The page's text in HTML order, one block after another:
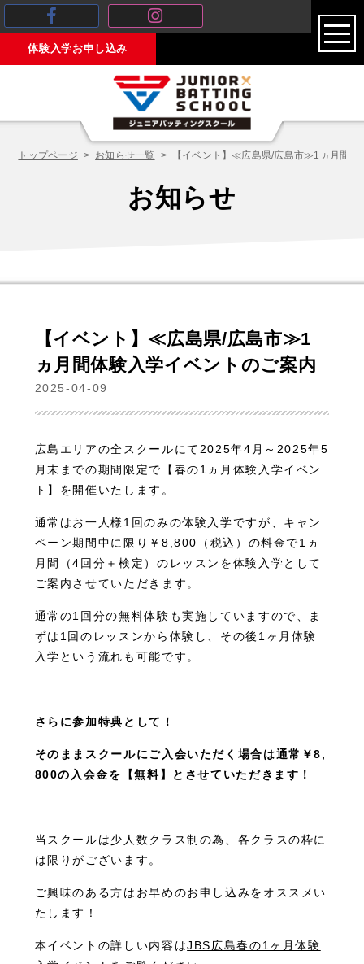
体験入学お申し込み
toggle
トップページ お知らせ一覧 【イベント】≪広島県/広島市≫1ヵ月間体
お知らせ
【イベント】≪広島県/広島市≫1
ヵ月間体験入学イベントのご案内
2025-04-09
広島エリアの全スクールにて2025年4月～2025年5
月末までの期間限定で【春の1ヵ月体験入学イベン
ト】を開催いたします。
通常はお一人様1回のみの体験入学ですが、キャン
ペーン期間中に限り￥8,800（税込）の料金で1ヵ
月間（4回分＋検定）のレッスンを体験入学として
ご案内させていただきます。
通常の1回分の無料体験も実施していますので、ま
ずは1回のレッスンから体験し、その後1ヶ月体験
入学という流れも可能です。
さらに参加特典として！
そのままスクールにご入会いただく場合は通常￥8,
800の入会金を【無料】とさせていただきます！
当スクールは少人数クラス制の為、各クラスの枠に
は限りがございます。
ご興味のある方はお早めのお申し込みをオススメい
たします！
本イベントの詳しい内容はJBS広島春の1ヶ月体験